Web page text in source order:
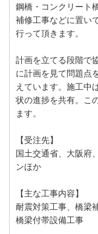
鋼橋・コンクリート
補修工事などに置い
行って頂きます。
計画を立てる段階で
に計画を見て問題点
えています。施工中
状の進捗を共有。こ
ます。
【受注先】
国土交通省、大阪府
ンほか
【主な工事内容】
耐震対策工事、橋梁
橋梁付帯設備工事